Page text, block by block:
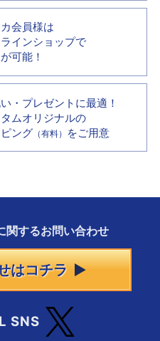
会員様は
インショップで
可能！
・プレゼントに最適！
ムオリジナルの
ング （有料） をご用意
関するお問い合わせ
はコチラ
SNS